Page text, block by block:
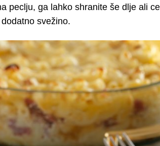
peclju, ga lahko shranite še dlje ali
svežino.